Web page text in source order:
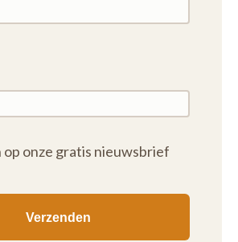
op onze gratis nieuwsbrief